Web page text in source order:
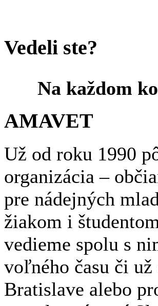
Vedeli ste?
Na každom
AMAVET
Už od roku 1990
organizácia –
pre nádejných
žiakom i
vedieme spolu s
voľného času či
Bratislave alebo